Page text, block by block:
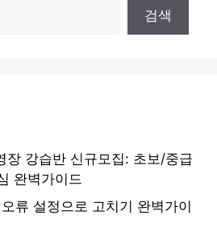
검색
장 강습반 신규모집: 초보/중급
완벽가이드
류 설정으로 고치기 완벽가이